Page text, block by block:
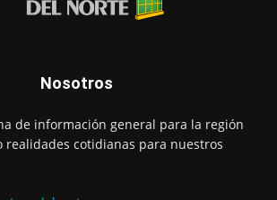
Nosotros
de información general para la región
realidades cotidianas para nuestros